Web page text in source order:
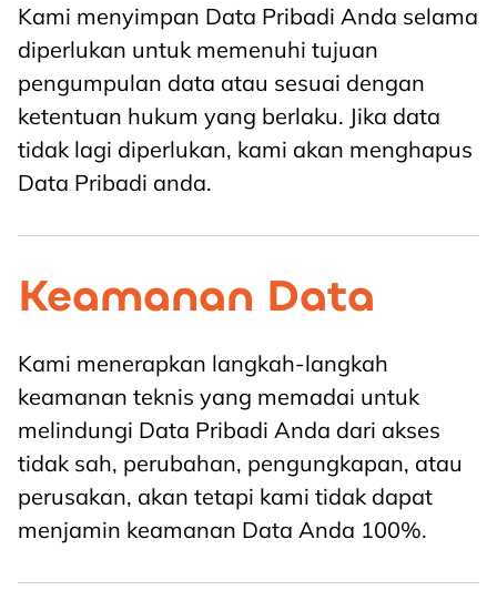
Kami menyimpan Data Pribadi Anda selama
diperlukan untuk memenuhi tujuan
pengumpulan data atau sesuai dengan
ketentuan hukum yang berlaku. Jika data
tidak lagi diperlukan, kami akan menghapus
Data Pribadi anda.
Keamanan Data
Kami menerapkan langkah-langkah
keamanan teknis yang memadai untuk
melindungi Data Pribadi Anda dari akses
tidak sah, perubahan, pengungkapan, atau
perusakan, akan tetapi kami tidak dapat
menjamin keamanan Data Anda 100%.